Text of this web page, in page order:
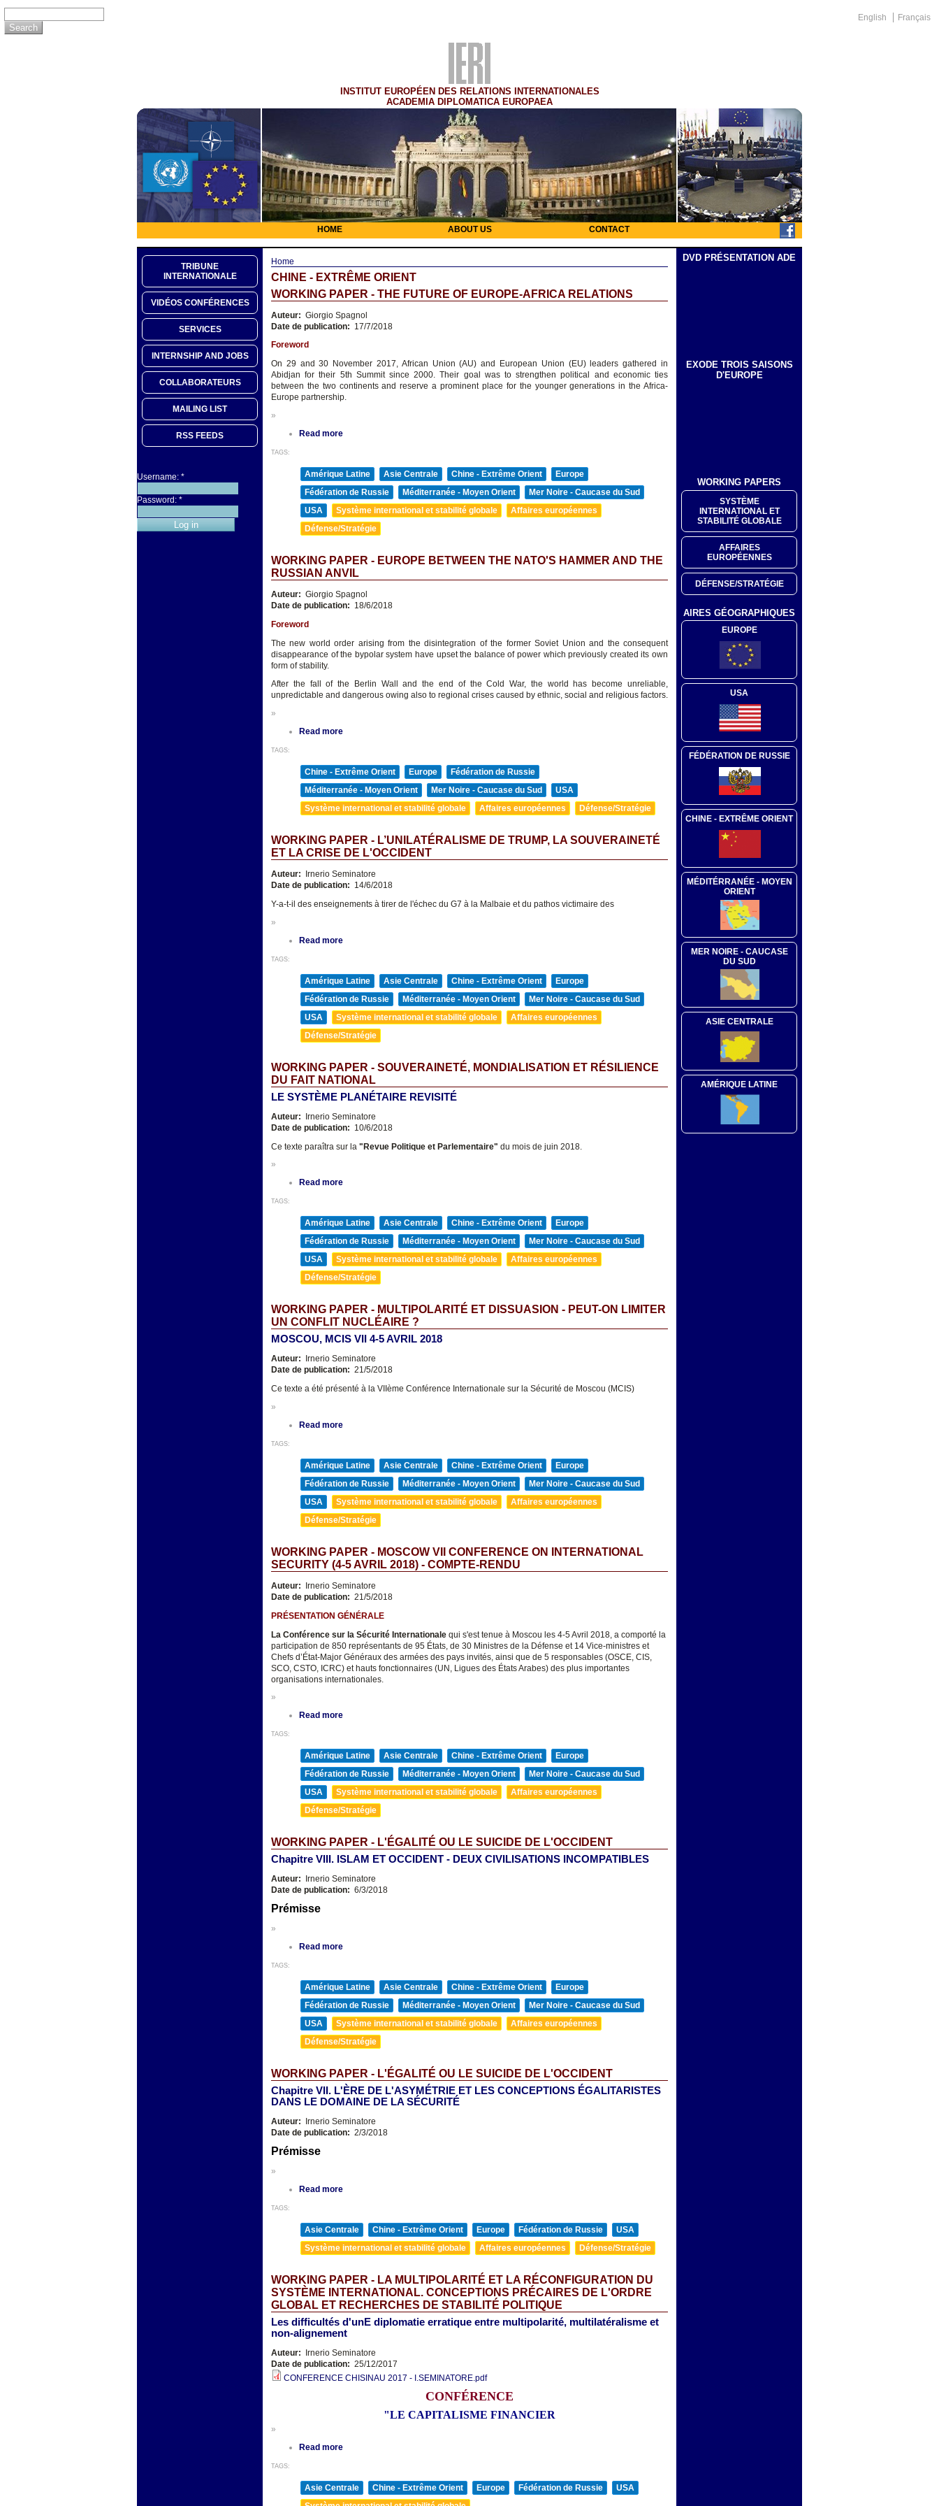
English Français
INSTITUT EUROPÉEN DES RELATIONS INTERNATIONALES
ACADEMIA DIPLOMATICA EUROPAEA
HOME ABOUT US CONTACT
TRIBUNE
INTERNATIONALE
VIDÉOS CONFÉRENCES
SERVICES
INTERNSHIP AND JOBS
COLLABORATEURS
MAILING LIST
RSS FEEDS
Username: *
Password: *
Home
CHINE - EXTRÊME ORIENT
WORKING PAPER - THE FUTURE OF EUROPE-AFRICA RELATIONS
Auteur: Giorgio Spagnol
Date de publication: 17/7/2018
Foreword
On 29 and 30 November 2017, African Union (AU) and European Union (EU) leaders gathered in
Abidjan for their 5th Summit since 2000. Their goal was to strengthen political and economic ties
between the two continents and reserve a prominent place for the younger generations in the Africa-
Europe partnership.
»
Read more
TAGS:
Amérique Latine Asie Centrale Chine - Extrême Orient
Europe
Fédération de Russie
Méditerranée - Moyen Orient
Mer Noire - Caucase du Sud
USA
Système international et stabilité globale
Affaires européennes
Défense/Stratégie
WORKING PAPER - EUROPE BETWEEN THE NATO'S HAMMER AND THE
RUSSIAN ANVIL
Auteur: Giorgio Spagnol
Date de publication: 18/6/2018
Foreword
The new world order arising from the disintegration of the former Soviet Union and the consequent
disappearance of the bypolar system have upset the balance of power which previously created its own
form of stability.
After the fall of the Berlin Wall and the end of the Cold War, the world has become unreliable,
unpredictable and dangerous owing also to regional crises caused by ethnic, social and religious factors.
»
Read more
TAGS:
Chine - Extrême Orient Europe
Fédération de Russie
Méditerranée - Moyen Orient
Mer Noire - Caucase du Sud
USA
Système international et stabilité globale
Affaires européennes Défense/Stratégie
WORKING PAPER - L’UNILATÉRALISME DE TRUMP, LA SOUVERAINETÉ
ET LA CRISE DE L'OCCIDENT
Auteur:
Irnerio Seminatore
Date de publication: 14/6/2018
Y-a-t-il des enseignements à tirer de l'échec du G7 à la Malbaie et du pathos victimaire des
»
Read more
TAGS:
Amérique Latine Asie Centrale Chine - Extrême Orient
Europe
Fédération de Russie
Méditerranée - Moyen Orient
Mer Noire - Caucase du Sud
USA
Système international et stabilité globale
Affaires européennes
Défense/Stratégie
WORKING PAPER - SOUVERAINETÉ, MONDIALISATION ET RÉSILIENCE
DU FAIT NATIONAL
LE SYSTÈME PLANÉTAIRE REVISITÉ
Auteur: Irnerio Seminatore
Date de publication: 10/6/2018
Ce texte paraîtra sur la "Revue Politique et Parlementaire" du mois de juin 2018.
»
Read more
TAGS:
Amérique Latine Asie Centrale Chine - Extrême Orient
Europe
Fédération de Russie
Méditerranée - Moyen Orient
Mer Noire - Caucase du Sud
USA
Système international et stabilité globale
Affaires européennes
Défense/Stratégie
WORKING PAPER - MULTIPOLARITÉ ET DISSUASION - PEUT-ON LIMITER
UN CONFLIT NUCLÉAIRE ?
MOSCOU, MCIS VII 4-5 AVRIL 2018
Auteur:
Irnerio Seminatore
Date de publication: 21/5/2018
Ce texte a été présenté à la VIIème Conférence Internationale sur la Sécurité de Moscou (MCIS)
»
Read more
TAGS:
Amérique Latine Asie Centrale Chine - Extrême Orient
Europe
Fédération de Russie
Méditerranée - Moyen Orient
Mer Noire - Caucase du Sud
USA
Système international et stabilité globale
Affaires européennes
Défense/Stratégie
WORKING PAPER - MOSCOW VII CONFERENCE ON INTERNATIONAL
SECURITY (4-5 AVRIL 2018) - COMPTE-RENDU
Auteur:
Irnerio Seminatore
Date de publication: 21/5/2018
PRÉSENTATION GÉNÉRALE
La Conférence sur la Sécurité Internationale qui s'est tenue à Moscou les 4-5 Avril 2018, a comporté la
participation de 850 représentants de 95 États, de 30 Ministres de la Défense et 14 Vice-ministres et
Chefs d’État-Major Généraux des armées des pays invités, ainsi que de 5 responsables (OSCE, CIS,
SCO, CSTO, ICRC) et hauts fonctionnaires (UN, Ligues des États Arabes) des plus importantes
organisations internationales.
»
Read more
TAGS:
Amérique Latine Asie Centrale Chine - Extrême Orient
Europe
Fédération de Russie
Méditerranée - Moyen Orient
Mer Noire - Caucase du Sud
USA
Système international et stabilité globale
Affaires européennes
Défense/Stratégie
WORKING PAPER - L'ÉGALITÉ OU LE SUICIDE DE L'OCCIDENT
Chapitre VIII. ISLAM ET OCCIDENT - DEUX CIVILISATIONS INCOMPATIBLES
Auteur:
Irnerio Seminatore
Date de publication: 6/3/2018
Prémisse
»
Read more
TAGS:
Amérique Latine Asie Centrale Chine - Extrême Orient
Europe
Fédération de Russie
Méditerranée - Moyen Orient
Mer Noire - Caucase du Sud
USA
Système international et stabilité globale
Affaires européennes
Défense/Stratégie
WORKING PAPER - L'ÉGALITÉ OU LE SUICIDE DE L'OCCIDENT
Chapitre VII. L'ÈRE DE L'ASYMÉTRIE ET LES CONCEPTIONS ÉGALITARISTES
DANS LE DOMAINE DE LA SÉCURITÉ
Auteur:
Irnerio Seminatore
Date de publication: 2/3/2018
Prémisse
»
Read more
TAGS:
Asie Centrale Chine - Extrême Orient Europe Fédération de Russie
USA
Système international et stabilité globale
Affaires européennes Défense/Stratégie
WORKING PAPER - LA MULTIPOLARITÉ ET LA RÉCONFIGURATION DU
SYSTÈME INTERNATIONAL. CONCEPTIONS PRÉCAIRES DE L'ORDRE
GLOBAL ET RECHERCHES DE STABILITÉ POLITIQUE
Les difficultés d'unE diplomatie erratique entre multipolarité, multilatéralisme et
non-alignement
Auteur: Irnerio Seminatore
Date de publication: 25/12/2017
CONFERENCE CHISINAU 2017 - I.SEMINATORE.pdf
CONFÉRENCE
"LE CAPITALISME FINANCIER
»
Read more
TAGS:
Asie Centrale Chine - Extrême Orient Europe Fédération de Russie
USA
DVD PRÉSENTATION ADE
EXODE TROIS SAISONS
D'EUROPE
WORKING PAPERS
SYSTÈME
INTERNATIONAL ET
STABILITÉ GLOBALE
AFFAIRES
EUROPÉENNES
DÉFENSE/STRATÉGIE
AIRES GÉOGRAPHIQUES
EUROPE
USA
FÉDÉRATION DE RUSSIE
CHINE - EXTRÊME ORIENT
MÉDITÉRRANÉE - MOYEN
ORIENT
MER NOIRE - CAUCASE
DU SUD
ASIE CENTRALE
AMÉRIQUE LATINE